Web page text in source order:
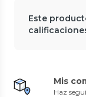
Este
Mis
Haz